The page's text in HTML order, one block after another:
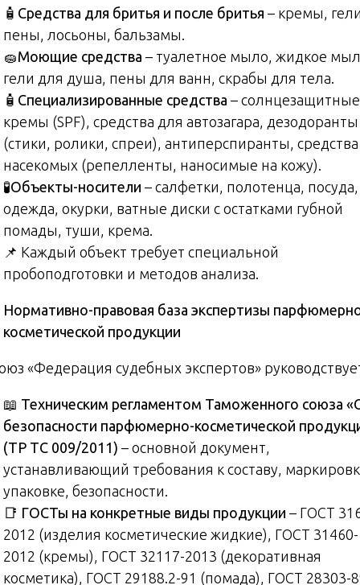
🧴 Средства для бритья и после бритья – кремы, гели,
пены, лосьоны, бальзамы.
🧽Моющие средства – туалетное мыло, жидкое
гели для душа, пены для ванн, скрабы для тела.
🧴 Специализированные средства – солнцезащитные
кремы (SPF), средства для автозагара, дезодоранты
(стики, ролики, спреи), антиперспиранты, средства
насекомых (репелленты, наносимые на кожу).
🧪Объекты-носители – салфетки, полотенца, посуда,
одежда, окурки, ватные диски с остатками губной
помады, туши, крема.
📌 Каждый объект требует специальной
пробоподготовки и методов анализа.
Нормативно-правовая база экспертизы
косметической продукции
«Федерация судебных экспертов»
📖 Техническим регламентом Таможенного союза
безопасности парфюмерно-косметической
(ТР ТС 009/2011) – основной документ,
устанавливающий требования к составу,
упаковке, безопасности.
📑 ГОСТы на конкретные виды продукции – ГОСТ
2012 (изделия косметические жидкие), ГОСТ 31460-
2012 (кремы), ГОСТ 32117-2013 (декоративная
косметика), ГОСТ 29188.2-91 (помада), ГОСТ 28303-